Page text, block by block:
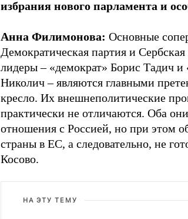
избрания нового парламента и
Анна Филимонова: Основные
Демократическая партия и
лидеры – «демократ» Борис Тадич и
Николич – являются главными
кресло. Их внешнеполитические
практически не отличаются. Оба
отношения с Россией, но при этом
страны в ЕС, а следовательно, не
Косово.
НА ЭТУ ТЕМУ